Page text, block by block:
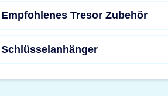
Empfohlenes Tresor Zubehör
Schlüsselanhänger